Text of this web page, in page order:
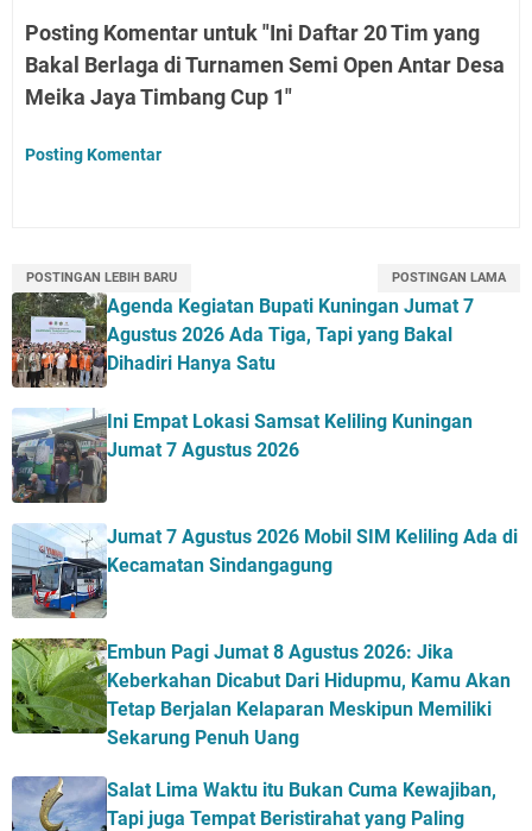
Posting Komentar untuk "Ini Daftar 20 Tim yang
Bakal Berlaga di Turnamen Semi Open Antar Desa
Meika Jaya Timbang Cup 1"
Posting Komentar
POSTINGAN LEBIH BARU POSTINGAN LAMA
Agenda Kegiatan Bupati Kuningan Jumat 7
Agustus 2026 Ada Tiga, Tapi yang Bakal
Dihadiri Hanya Satu
Ini Empat Lokasi Samsat Keliling Kuningan
Jumat 7 Agustus 2026
Jumat 7 Agustus 2026 Mobil SIM Keliling Ada di
Kecamatan Sindangagung
Embun Pagi Jumat 8 Agustus 2026: Jika
Keberkahan Dicabut Dari Hidupmu, Kamu Akan
Tetap Berjalan Kelaparan Meskipun Memiliki
Sekarung Penuh Uang
Salat Lima Waktu itu Bukan Cuma Kewajiban,
Tapi juga Tempat Beristirahat yang Paling